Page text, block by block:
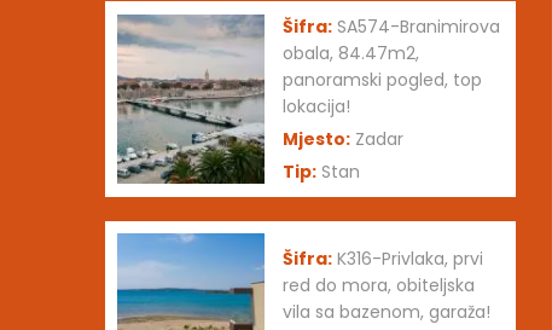
Šifra: SA574-Branimirova
obala, 84.47m2,
panoramski pogled, top
lokacija!
Mjesto: Zadar
Tip: Stan
Šifra: K316-Privlaka, prvi
red do mora, obiteljska
vila sa bazenom, garaža!